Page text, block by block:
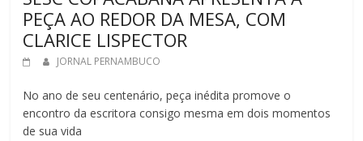
PEÇA AO REDOR DA MESA, COM
CLARICE LISPECTOR
JORNAL PERNAMBUCO
No ano de seu centenário, peça inédita promove o
encontro da escritora consigo mesma em dois momentos
de sua vida